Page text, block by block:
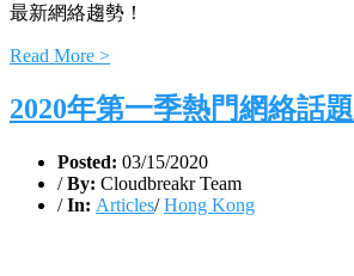
最新網絡趨勢！
Read More >
2020年第一季熱門網絡話題
Posted: 03/15/2020
/ By: Cloudbreakr Team
/ In: Articles/Hong Kong